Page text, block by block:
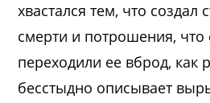
хвастался тем, что создал
смерти и потрошения,
переходили ее вброд, как
бесстыдно описывает